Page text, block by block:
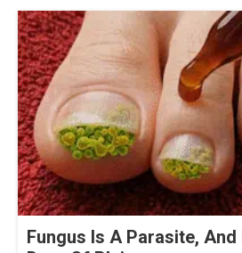
Fungus Is A Parasite,